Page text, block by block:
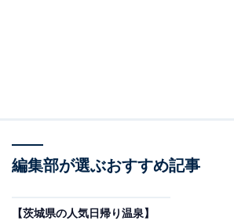
るAll About発のニュースメディアです。お金や
する疑問に対して専門家が分かりやすく回答す
報やSNSで話題のトピックスを紹介しています。
編集部が選ぶおすすめ記事
【茨城県の人気日帰り温泉】